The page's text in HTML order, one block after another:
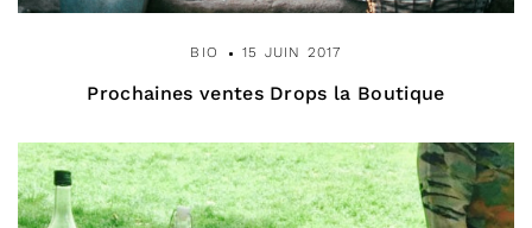
BIO 15 JUIN 2017
Prochaines ventes Drops la Boutique